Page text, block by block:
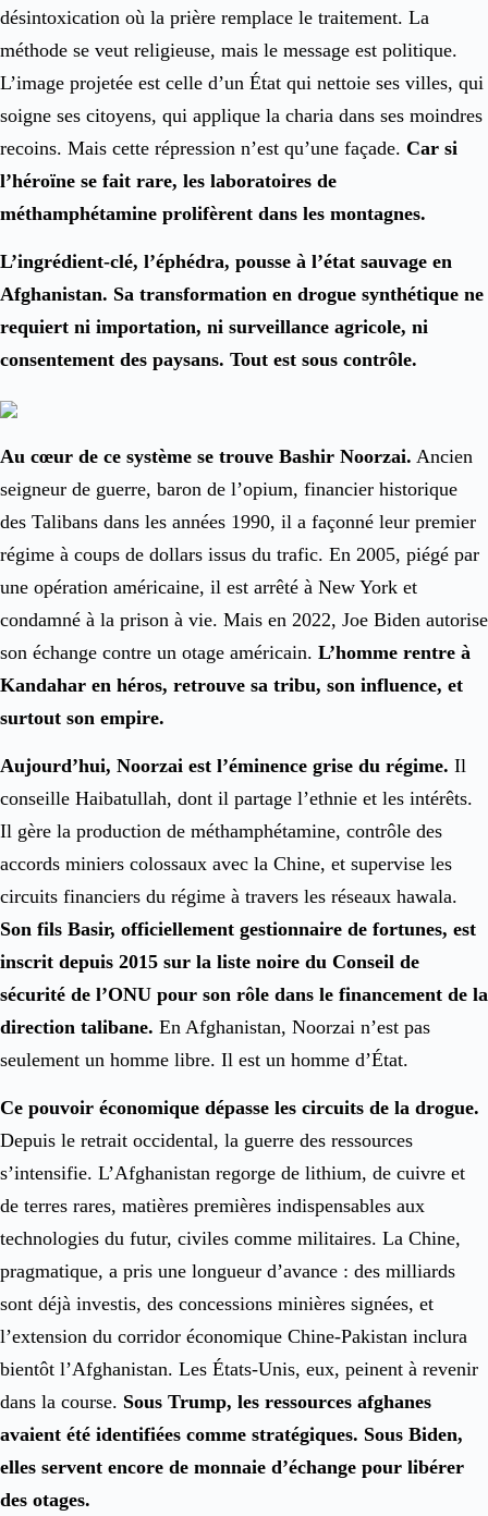
désintoxication où la prière remplace le traitement. La
méthode se veut religieuse, mais le message est politique.
L’image projetée est celle d’un État qui nettoie ses villes, qui
soigne ses citoyens, qui applique la charia dans ses moindres
recoins. Mais cette répression n’est qu’une façade. Car si
l’héroïne se fait rare, les laboratoires de
méthamphétamine prolifèrent dans les montagnes.
L’ingrédient-clé, l’éphédra, pousse à l’état sauvage en
Afghanistan. Sa transformation en drogue synthétique ne
requiert ni importation, ni surveillance agricole, ni
consentement des paysans. Tout est sous contrôle.
Au cœur de ce système se trouve Bashir Noorzai. Ancien
seigneur de guerre, baron de l’opium, financier historique
des Talibans dans les années 1990, il a façonné leur premier
régime à coups de dollars issus du trafic. En 2005, piégé par
une opération américaine, il est arrêté à New York et
condamné à la prison à vie. Mais en 2022, Joe Biden autorise
son échange contre un otage américain. L’homme rentre à
Kandahar en héros, retrouve sa tribu, son influence, et
surtout son empire.
Aujourd’hui, Noorzai est l’éminence grise du régime. Il
conseille Haibatullah, dont il partage l’ethnie et les intérêts.
Il gère la production de méthamphétamine, contrôle des
accords miniers colossaux avec la Chine, et supervise les
circuits financiers du régime à travers les réseaux hawala.
Son fils Basir, officiellement gestionnaire de fortunes, est
inscrit depuis 2015 sur la liste noire du Conseil de
sécurité de l’ONU pour son rôle dans le financement de la
direction talibane. En Afghanistan, Noorzai n’est pas
seulement un homme libre. Il est un homme d’État.
Ce pouvoir économique dépasse les circuits de la drogue.
Depuis le retrait occidental, la guerre des ressources
s’intensifie. L’Afghanistan regorge de lithium, de cuivre et
de terres rares, matières premières indispensables aux
technologies du futur, civiles comme militaires. La Chine,
pragmatique, a pris une longueur d’avance : des milliards
sont déjà investis, des concessions minières signées, et
l’extension du corridor économique Chine-Pakistan inclura
bientôt l’Afghanistan. Les États-Unis, eux, peinent à revenir
dans la course. Sous Trump, les ressources afghanes
avaient été identifiées comme stratégiques. Sous Biden,
elles servent encore de monnaie d’échange pour libérer
des otages.